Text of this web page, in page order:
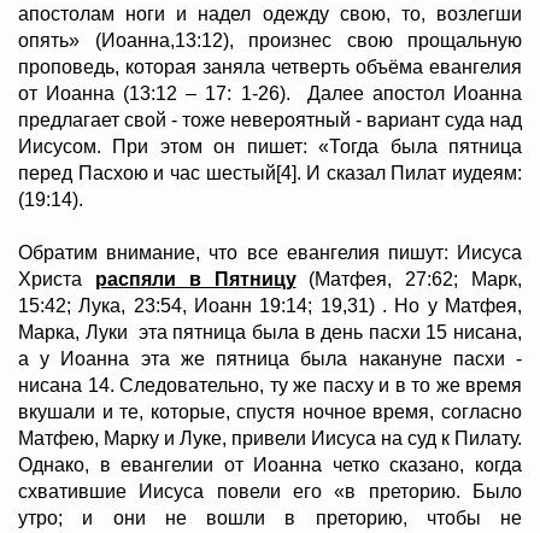
апостолам ноги и надел одежду свою, то, возлегши
опять» (Иоанна,13:12), произнес свою прощальную
проповедь, которая заняла четверть объёма евангелия
от Иоанна (13:12 – 17: 1-26). Далее апостол Иоанна
предлагает свой - тоже невероятный - вариант суда над
Иисусом. При этом он пишет: «Тогда была пятница
перед Пасхою и час шестый[4]. И сказал Пилат иудеям:
(19:14).
Обратим внимание, что все евангелия пишут: Иисуса
Христа распяли в Пятницу(Матфея, 27:62; Марк,
15:42; Лука, 23:54, Иоанн 19:14; 19,31) . Но у Матфея,
Марка, Луки эта пятница была в день пасхи 15 нисана,
а у Иоанна эта же пятница была накануне пасхи -
нисана 14. Следовательно, ту же пасху и в то же время
вкушали и те, которые, спустя ночное время, согласно
Матфею, Марку и Луке, привели Иисуса на суд к Пилату.
Однако, в евангелии от Иоанна четко сказано, когда
схватившие Иисуса повели его «в преторию. Было
утро; и они не вошли в преторию, чтобы не